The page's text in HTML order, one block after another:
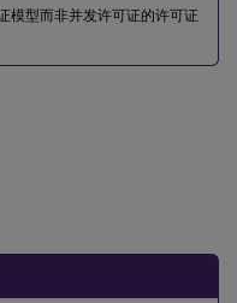
模型而非并发许可证的许可证